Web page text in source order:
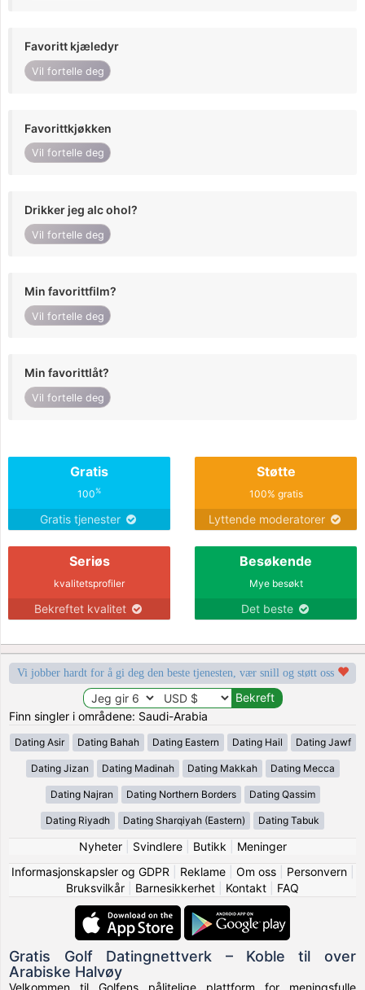
Favoritt kjæledyr
Vil fortelle deg
Favorittkjøkken
Vil fortelle deg
Drikker jeg alc ohol?
Vil fortelle deg
Min favorittfilm?
Vil fortelle deg
Min favorittlåt?
Vil fortelle deg
Gratis
100%
Gratis tjenester
Støtte
100% gratis
Lyttende moderatorer
Seriøs
kvalitetsprofiler
Bekreftet kvalitet
Besøkende
Mye besøkt
Det beste
Vi jobber hardt for å gi deg den beste tjenesten, vær snill og støtt oss
Finn singler i områdene: Saudi-Arabia
Dating Asir Dating Bahah Dating Eastern Dating Hail Dating Jawf
Dating Jizan Dating Madinah Dating Makkah Dating Mecca
Dating Najran Dating Northern Borders Dating Qassim
Dating Riyadh Dating Sharqiyah (Eastern) Dating Tabuk
Nyheter| Svindlere| Butikk
Meninger
Informasjonskapsler og GDPR
Reklame| Om oss| Personvern|
Bruksvilkår
Barnesikkerhet Kontakt FAQ
Gratis Golf Datingnettverk – Koble til over
Arabiske Halvøy
Velkommen til Golfens pålitelige plattform for meningsfulle